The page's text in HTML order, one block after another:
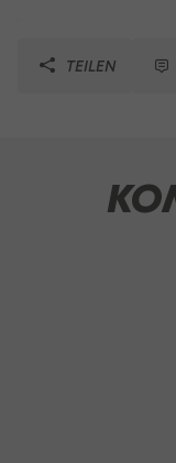
TEILEN